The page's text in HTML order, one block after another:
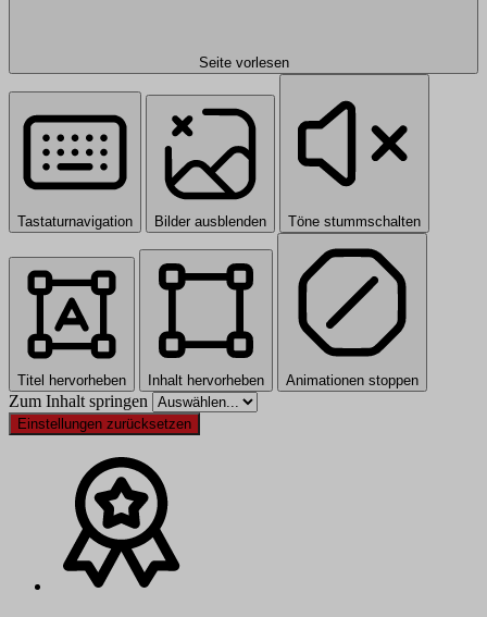
Seite vorlesen
Tastaturnavigation Bilder ausblenden Töne stummschalten
Titel hervorheben Inhalt hervorheben Animationen stoppen
Zum Inhalt springen
Einstellungen zurücksetzen